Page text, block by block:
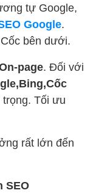
tự Google,
Google.
bên dưới.
page. Đối với
Tối ưu
rất lớn đến
SEO